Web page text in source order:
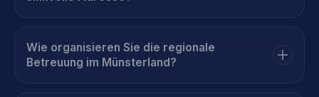
Wie organisieren Sie die regionale
Betreuung im Münsterland?